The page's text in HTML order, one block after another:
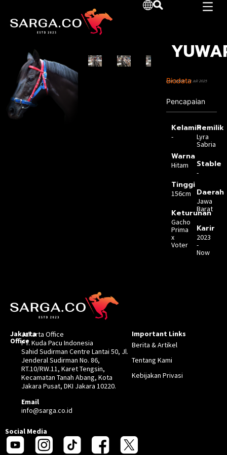
Biodata
Pencapaian
Kelamin
-
Warna
Hitam
Tinggi
156cm
Keturunan
Gacho
Prima
x
Voter
Pemilik
Lyra
Sabria
Stable
-
Daerah
Jawa
Barat
Karir
2023
-
Now
Last Update :23 Juli 2025
Jakarta
Office
Jakarta Office
PT. Kuda Pacu Indonesia
Sahid Sudirman Centre Lantai 50, Jl.
Jenderal Sudirman No. 86,
RT.10/RW.11, Karet Tengsin,
Kecamatan Tanah Abang, Kota
Jakara Pusat, DKI Jakara 10220.
Email
info@sarga.co.id
Important Links
Berita & Artikel
Tentang Kami
Kebijakan Privasi
Social Media